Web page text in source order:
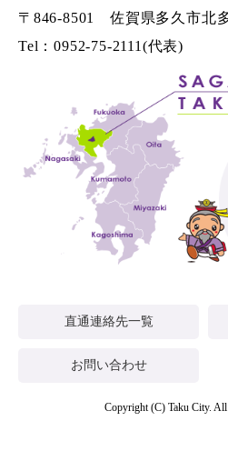
〒846-8501 佐賀県多久市北
Tel：0952-75-2111(代表)
直通連絡先一覧
お問い合わせ
Copyright (C) Taku City. All